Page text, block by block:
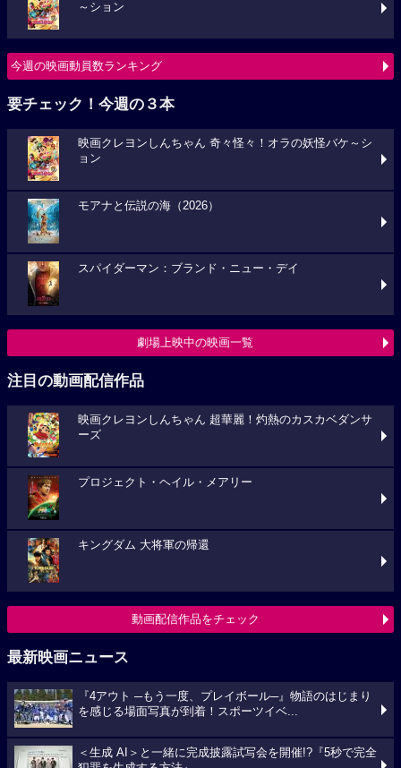
～ション
今週の映画動員数ランキング
要チェック！今週の３本
映画クレヨンしんちゃん 奇々怪々！オラの妖怪バケ～シ
ョン
モアナと伝説の海（2026）
スパイダーマン：ブランド・ニュー・デイ
劇場上映中の映画一覧
注目の動画配信作品
映画クレヨンしんちゃん 超華麗！灼熱のカスカベダンサ
ーズ
プロジェクト・ヘイル・メアリー
キングダム 大将軍の帰還
動画配信作品をチェック
最新映画ニュース
『4アウト ─もう一度、プレイボール─』物語のはじまり
を感じる場面写真が到着！スポーツイベ...
＜生成 AI＞と一緒に完成披露試写会を開催!?『5秒で完全